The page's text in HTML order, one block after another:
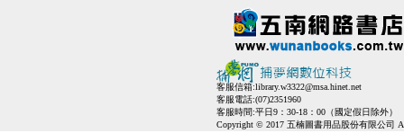
客服信箱:library.w3322@msa.hinet.net
客服電話:(07)2351960
客服時間:平日9：30-18：00（國定假日除外）
Copyright © 2017 五楠圖書用品股份有限公司